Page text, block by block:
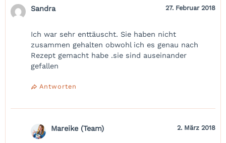
Sandra 27. Februar 2018
Ich war sehr enttäuscht. Sie haben nicht
zusammen gehalten obwohl ich es genau nach
Rezept gemacht habe .sie sind auseinander
gefallen
Antworten
Mareike (Team) 2. März 2018